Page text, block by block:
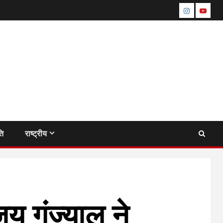
instagram
राष्ट्रीय
गुंज्याल ने